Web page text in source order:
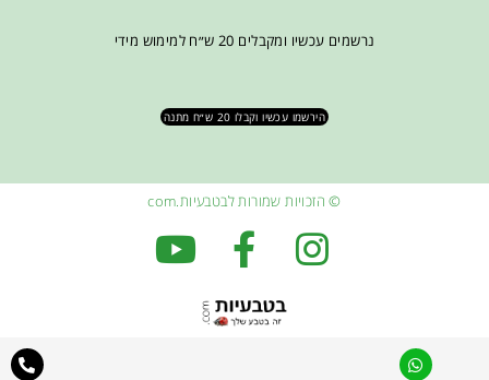
נרשמים עכשיו ומקבלים 20 ש״ח למימוש מידי
הירשמו עכשיו וקבלו 20 ש״ח מתנה
© הזכויות שמורות לבטבעיות.com